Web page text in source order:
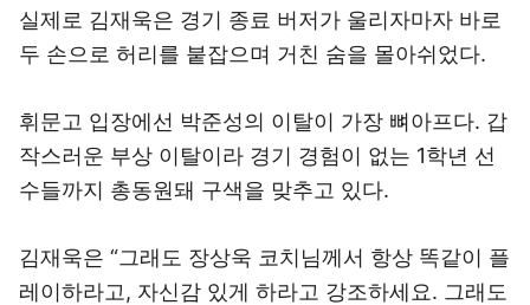
실제로 김재욱은 경기 종료 버저가 울리자마자 바로
두 손으로 허리를 붙잡으며 거친 숨을 몰아쉬었다.
휘문고 입장에선 박준성의 이탈이 가장 뼈아프다. 갑
작스러운 부상 이탈이라 경기 경험이 없는 1학년 선
수들까지 총동원돼 구색을 맞추고 있다.
김재욱은 “그래도 장상욱 코치님께서 항상 똑같이 플
레이하라고, 자신감 있게 하라고 강조하세요. 그래도